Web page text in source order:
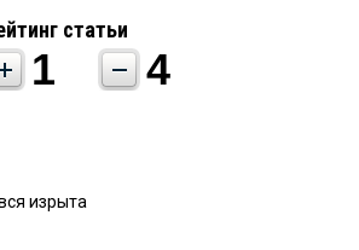
статьи
1 4
изрыта